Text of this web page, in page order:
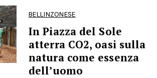
BELLINZONESE
In Piazza del Sole
atterra CO2, oasi sulla
natura come essenza
dell’uomo